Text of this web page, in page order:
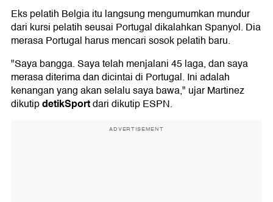
Eks pelatih Belgia itu langsung mengumumkan mundur
dari kursi pelatih seusai Portugal dikalahkan Spanyol. Dia
merasa Portugal harus mencari sosok pelatih baru.
"Saya bangga. Saya telah menjalani 45 laga, dan saya
merasa diterima dan dicintai di Portugal. Ini adalah
kenangan yang akan selalu saya bawa," ujar Martinez
dikutipdetikSportdari dikutip ESPN.
ADVERTISEMENT